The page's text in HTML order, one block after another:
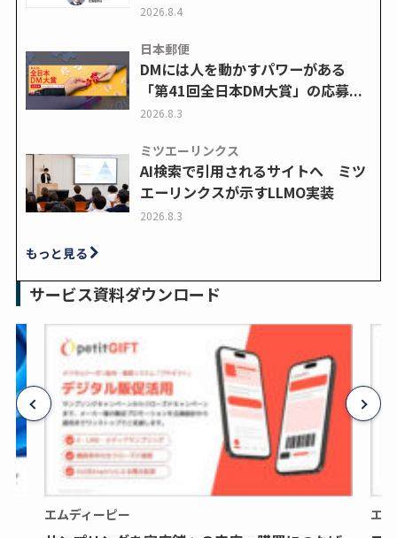
2026.8.4
日本郵便
DMには人を動かすパワーがある
「第41回全日本DM大賞」の応募...
2026.8.3
ミツエーリンクス
AI検索で引用されるサイトへ ミツ
エーリンクスが示すLLMO実装
2026.8.3
もっと見る
サービス資料ダウンロード
エムディーピー エ